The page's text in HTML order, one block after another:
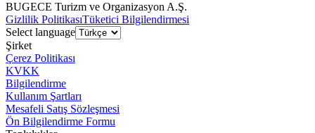
BUGECE Turizm ve Organizasyon A.Ş.
Gizlilik PolitikasıTüketici Bilgilendirmesi
Select language
Şirket
Çerez Politikası
KVKK
Bilgilendirme
Kullanım Şartları
Mesafeli Satış Sözleşmesi
Ön Bilgilendirme Formu